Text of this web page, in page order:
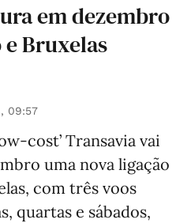
em dezembro
Bruxelas
09:57
cost’ Transavia vai
uma nova ligação
com três voos
quartas e sábados,